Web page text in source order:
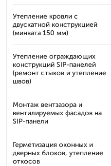
Утепление кровли с
двускатной конструкцией
(минвата 150 мм)
Утепление ограждающих
конструкций SIP-панелей
(ремонт стыков и утепление
швов)
Монтаж вентзазора и
вентилируемых фасадов на
SIP-панели
Герметизация оконных и
дверных блоков, утепление
откосов